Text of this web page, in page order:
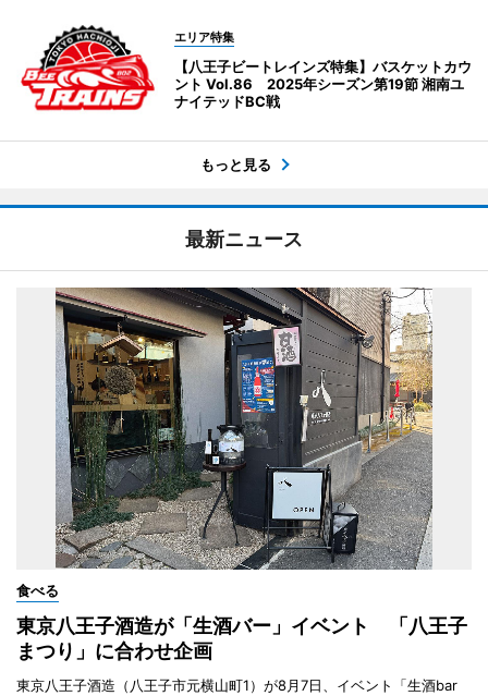
エリア特集
【八王子ビートレインズ特集】バスケットカウ
ント Vol.86 2025年シーズン第19節 湘南ユ
ナイテッドBC戦
もっと見る
最新ニュース
食べる
東京八王子酒造が「生酒バー」イベント 「八王子
まつり」に合わせ企画
東京八王子酒造（八王子市元横山町1）が8月7日、イベント「生酒bar